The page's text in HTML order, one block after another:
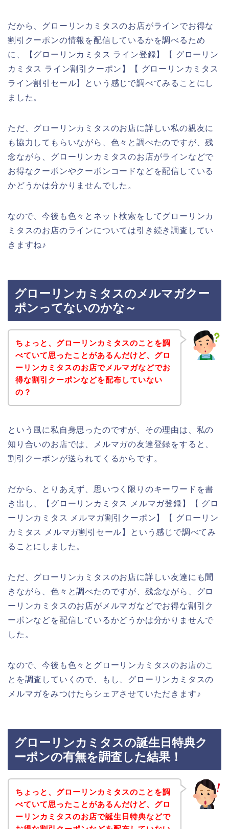
だから、グローリンカミタスのお店がラインでお得な
割引クーポンの情報を配信しているかを調べるため
に、【グローリンカミタス ライン登録】【 グローリン
カミタス ライン割引クーポン】【 グローリンカミタス
ライン割引セール】という感じで調べてみることにし
ました。
ただ、グローリンカミタスのお店に詳しい私の親友に
も協力してもらいながら、色々と調べたのですが、残
念ながら、グローリンカミタスのお店がラインなどで
お得なクーポンやクーポンコードなどを配信している
かどうかは分かりませんでした。
なので、今後も色々とネット検索をしてグローリンカ
ミタスのお店のラインについては引き続き調査してい
きますね♪
グローリンカミタスのメルマガクー
ポンってないのかな～
ちょっと、グローリンカミタスのことを調
べていて思ったことがあるんだけど、グロ
ーリンカミタスのお店でメルマガなどでお
得な割引クーポンなどを配布していない
の？
という風に私自身思ったのですが、その理由は、私の
知り合いのお店では、メルマガの友達登録をすると、
割引クーポンが送られてくるからです。
だから、とりあえず、思いつく限りのキーワードを書
き出し、【グローリンカミタス メルマガ登録】【 グロ
ーリンカミタス メルマガ割引クーポン】【 グローリン
カミタス メルマガ割引セール】という感じで調べてみ
ることにしました。
ただ、グローリンカミタスのお店に詳しい友達にも聞
きながら、色々と調べたのですが、残念ながら、グロ
ーリンカミタスのお店がメルマガなどでお得な割引ク
ーポンなどを配信しているかどうかは分かりませんで
した。
なので、今後も色々とグローリンカミタスのお店のこ
とを調査していくので、もし、グローリンカミタスの
メルマガをみつけたらシェアさせていただきます♪
グローリンカミタスの誕生日特典ク
ーポンの有無を調査した結果！
ちょっと、グローリンカミタスのことを調
べていて思ったことがあるんだけど、グロ
ーリンカミタスのお店で誕生日特典などで